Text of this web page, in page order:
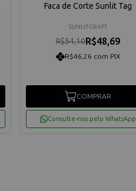
Faca de Corte Sunlit Tag
SUNLIT CRAFT
R$54,10R$48,69
R$46,26 com PIX
COMPRAR
Consulte-nos pelo WhatsApp